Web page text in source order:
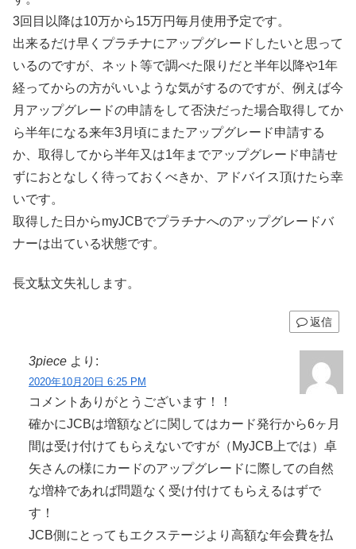
3回目以降は10万から15万円毎月使用予定です。
出来るだけ早くプラチナにアップグレードしたいと思って
いるのですが、ネット等で調べた限りだと半年以降や1年
経ってからの方がいいような気がするのですが、例えば今
月アップグレードの申請をして否決だった場合取得してか
ら半年になる来年3月頃にまたアップグレード申請する
か、取得してから半年又は1年までアップグレード申請せ
ずにおとなしく待っておくべきか、アドバイス頂けたら幸
いです。
取得した日からmyJCBでプラチナへのアップグレードバ
ナーは出ている状態です。
長文駄文失礼します。
返信
3piece より:
2020年10月20日 6:25 PM
コメントありがとうございます！！
確かにJCBは増額などに関してはカード発行から6ヶ月
間は受け付けてもらえないですが（MyJCB上では）卓
矢さんの様にカードのアップグレードに際しての自然
な増枠であれば問題なく受け付けてもらえるはずで
す！
JCB側にとってもエクステージより高額な年会費を払